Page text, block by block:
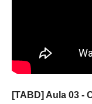
[TABD] Aula 03 -